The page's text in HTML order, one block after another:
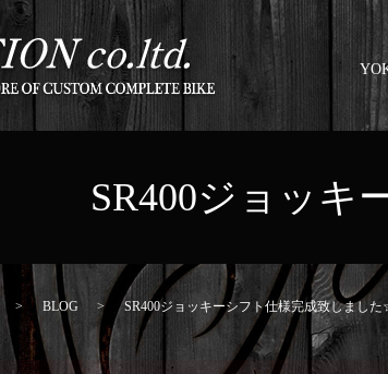
SR400ジョッ
BLOG SR400ジョッキーシフト仕様完成致しまし